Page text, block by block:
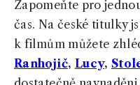
Zapomeňte pro
čas. Na české titulky
k filmům můžete
Ranhojič, Lucy,